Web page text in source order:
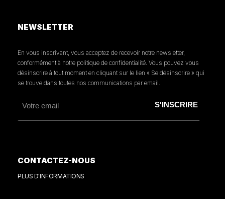
NEWSLETTER
En vous inscrivant, vous acceptez de recevoir notre newsletter,
conformément à notre politique de confidentialité. Vous pouvez vous
désinscrire à tout moment en cliquant sur le lien « Se désinscrire » qui
se trouve dans toutes nos communications par email.
CONTACTEZ-NOUS
PLUS D'INFORMATIONS